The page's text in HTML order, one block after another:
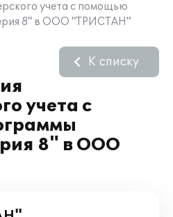
учета с помощью
8" в ООО "ТРИСТАН"
учета с
8" в ООО
К списку